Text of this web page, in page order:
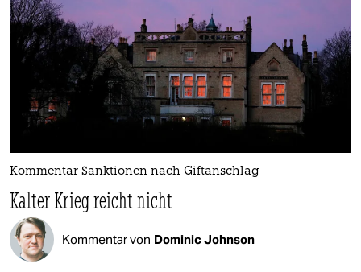
Kommentar Sanktionen nach Giftanschlag
Kalter Krieg reicht nicht
Kommentar von Dominic Johnson